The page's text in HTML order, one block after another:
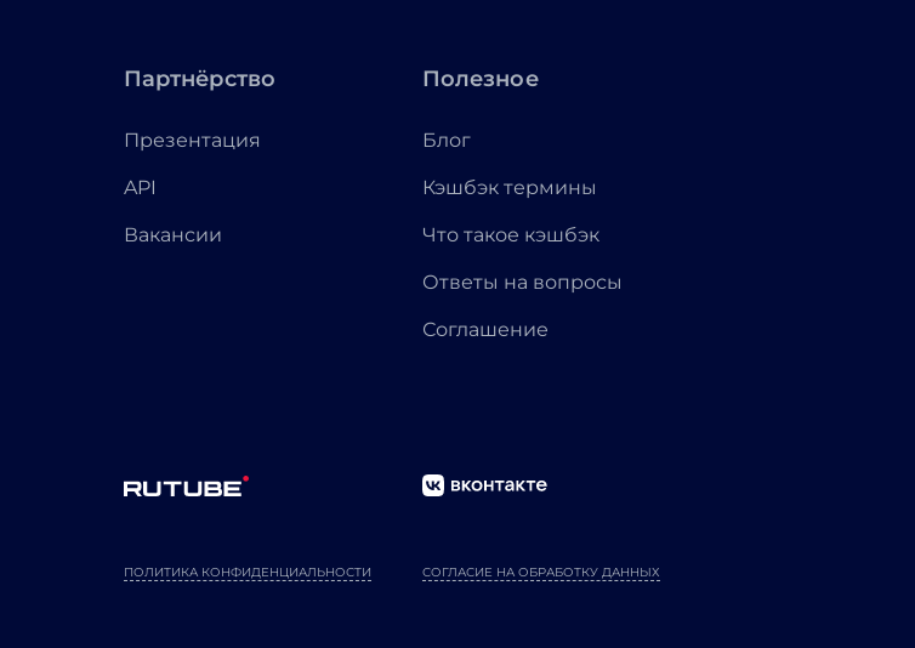
Партнёрство
Презентация
API
Вакансии
Полезное
Блог
Кэшбэк термины
Что такое кэшбэк
Ответы на вопросы
Соглашение
ПОЛИТИКА КОНФИДЕНЦИАЛЬНОСТИ СОГЛАСИЕ НА ОБРАБОТКУ ДАННЫХ